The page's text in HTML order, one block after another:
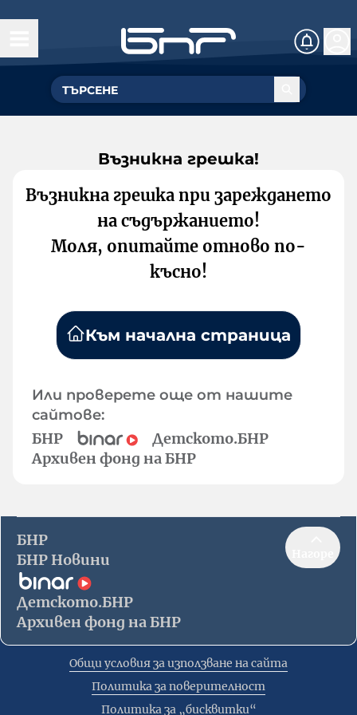
Възникна грешка!
Възникна грешка при зареждането
на съдържанието!
Моля, опитайте отново по-
късно!
Към начална страница
Или проверете още от нашите
сайтове:
БНР
Детското.БНР
Архивен фонд на БНР
БНР
БНР Новини
Детското.БНР
Архивен фонд на БНР
Общи условия за използване на сайта
Политика за поверителност
Политика за „бисквитки“